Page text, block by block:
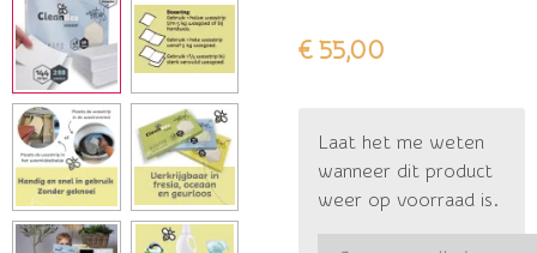
€ 55,00
Laat het me weten
wanneer dit product
weer op voorraad is.